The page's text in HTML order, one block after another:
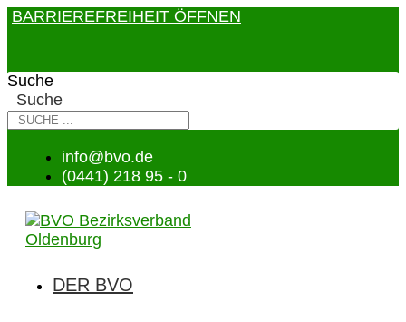
BARRIEREFREIHEIT ÖFFNEN
Suche
Suche
info@bvo.de
(0441) 218 95 - 0
DER BVO